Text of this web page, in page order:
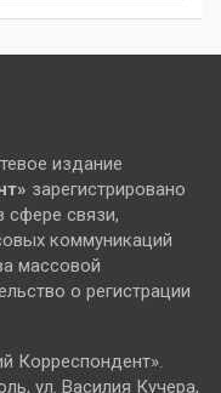
издание
зарегистрировано
связи,
коммуникаций
массовой
о регистрации
Корреспондент».
ул. Василия Кучера,